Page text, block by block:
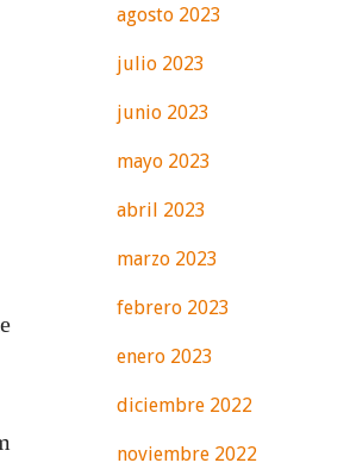
agosto 2023
julio 2023
junio 2023
mayo 2023
abril 2023
marzo 2023
febrero 2023
enero 2023
diciembre 2022
noviembre 2022